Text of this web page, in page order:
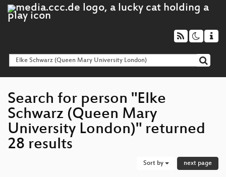
Search for person "Elke
Schwarz (Queen Mary
University London)" returned
28 results
Sort by next page